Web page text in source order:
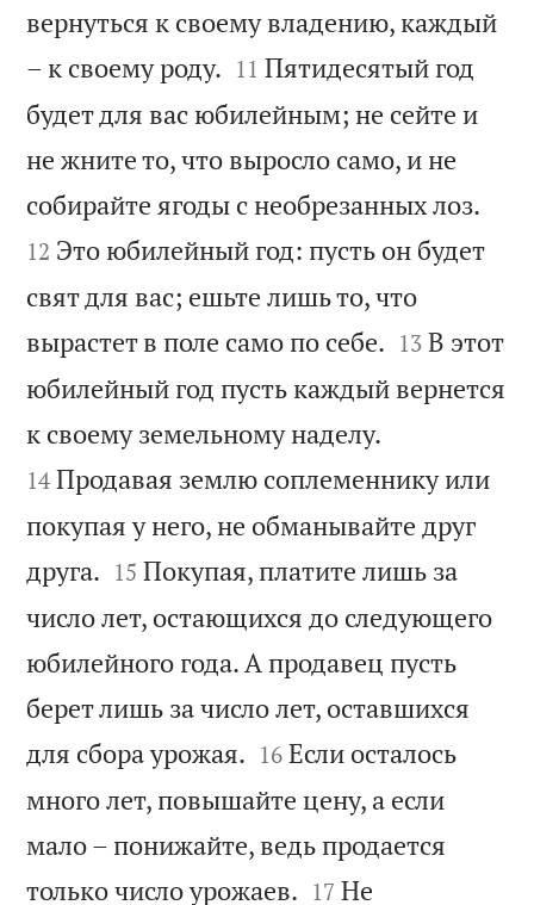
вернуться к своему владению, каждый
– к своему роду. 

11 Пятидесятый год
будет для вас юбилейным; не сейте и
не жните то, что выросло само, и не
собирайте ягоды с необрезанных лоз.
12 Это юбилейный год: пусть он будет
свят для вас; ешьте лишь то, что
вырастет в поле само по себе. 

13 В этот
юбилейный год пусть каждый вернется
к своему земельному наделу.
14 Продавая землю соплеменнику или
покупая у него, не обманывайте друг
друга. 

15 Покупая, платите лишь за
число лет, остающихся до следующего
юбилейного года. А продавец пусть
берет лишь за число лет, оставшихся
для сбора урожая. 

16 Если осталось
много лет, повышайте цену, а если
мало – понижайте, ведь продается
только число урожаев. 

17 Не